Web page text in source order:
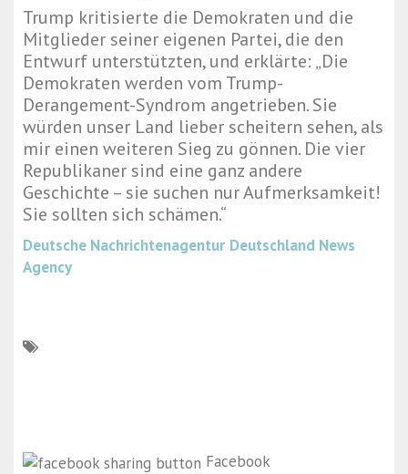
Trump kritisierte die Demokraten und die
Mitglieder seiner eigenen Partei, die den
Entwurf unterstützten, und erklärte: „Die
Demokraten werden vom Trump-
Derangement-Syndrom angetrieben. Sie
würden unser Land lieber scheitern sehen, als
mir einen weiteren Sieg zu gönnen. Die vier
Republikaner sind eine ganz andere
Geschichte – sie suchen nur Aufmerksamkeit!
Sie sollten sich schämen.“
Deutsche Nachrichtenagentur Deutschland News
Agency
Facebook